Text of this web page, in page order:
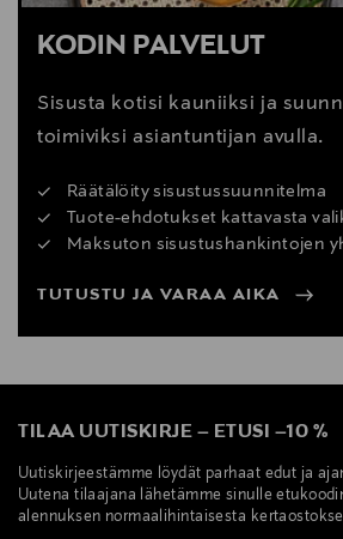
KODIN PALVELUT
Sisusta kotisi kauniiksi ja
toimiviksi asiantuntijan avulla.
Räätälöity sisustussuunnitelma
Tuote-ehdotukset kattavasta
Maksuton sisustushankintojen
TUTUSTU JA VARAA AIKA
TILAA UUTISKIRJE – ETUSI –10 %
Uutiskirjeestämme löydät parhaat edut ja
Uutena tilaajana lähetämme sinulle
alennuksen normaalihintaisesta